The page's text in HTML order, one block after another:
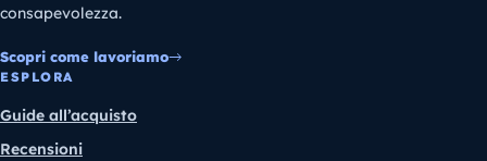
consapevolezza.
Scopri come lavoriamo
ESPLORA
Guide all’acquisto
Recensioni